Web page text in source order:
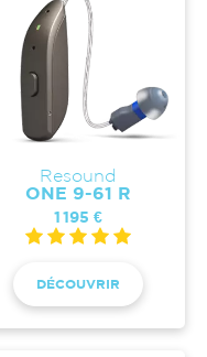
Resound
ONE 9-61 R
1 195 €
DÉCOUVRIR